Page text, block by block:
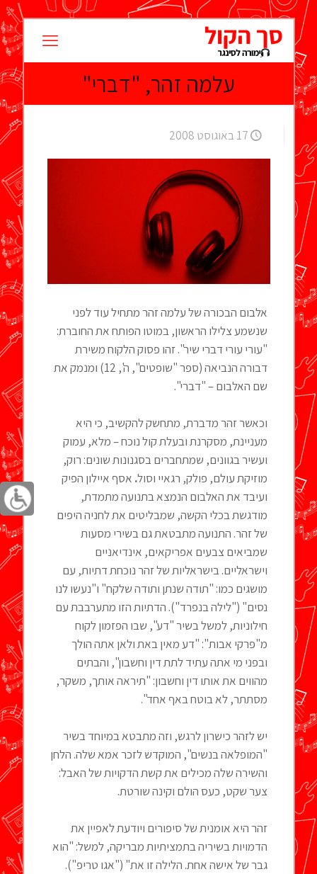
עלמה זהר, "דברי"
17 באוגוסט 2008
אלבום הבכורה של עלמה זהר מתחיל עוד לפני
שנשמע צלילו הראשון, במוטו הפותח את החוברת:
"עורי עורי דברי שיר". זהו פסוק הלקוח משירת
דבורה הנביאה (ספר "שופטים", ה', 12) ומנמק את
שם האלבום – "דברי".
וכאשר זהר מדברת, מתחשק להקשיב, כי היא
מעניינת, מסקרנת ובעלת קול נוכח – מלא, עמוק
ועשיר בגוונים, שמתחברים בסגנונות שונים: רוק,
מוזיקת עולם, פולק, רגאיי וסול. אסף איילון הפיק
ועיבד את האלבום הנמצא בתנועה מתמדת,
מודגשת בכלי הקשה, שמבליטים את לחניה היפים
של זהר. התנועה מתבטאת גם בשירי מסעות
שמביאים צבעים אפריקאים, אינדיאניים
וישראליים. בישראליות של זהר נוכחת דתיות, עם
מושגים כמו: "תודה שנתן ותודה שלקח" ו"נעשו לנו
נסים" ("לילה בנפרד"). הדתיות הזו מתערבבת עם
חילוניות, למשל בשיר "דע", שבו הפזמון לקוח
מ"פרקי אבות": "דע מאין באת ולאן אתה הולך
ובפני מי אתה עתיד לתת דין וחשבון", והבתים
מהווים את אותו דין וחשבון: "תיראה אותך, משקר,
מסתתר, לא בוטח באף אחד".
יש לזהר כישרון לרגש, וזה מתבטא במיוחד בשיר
"המופלאה בנשים", המוקדש לזכר אמא שלה. הלחן
והשירה שלה מכילים את קשת הדקויות של האבל:
צער שקט, כעס הולם וקינה שורטת.
זהר היא אומנית של סיפורים ויודעת לאפיין את
הדמויות בשיריה בתמציתיות מבריקה, למשל: "הוא
גבר של אישה אחת. הלילה זו את" ("אגו טריפ").